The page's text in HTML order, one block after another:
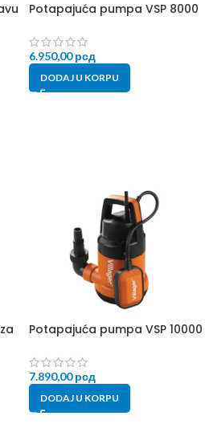
Potapajuća pumpa VSP 8000
6.950,00рсд
DODAJ U KORPU
Potapajuća pumpa VSP 10000
7.890,00рсд
DODAJ U KORPU